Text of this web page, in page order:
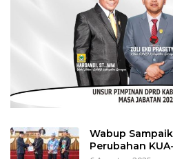
Wabup
Perubahan